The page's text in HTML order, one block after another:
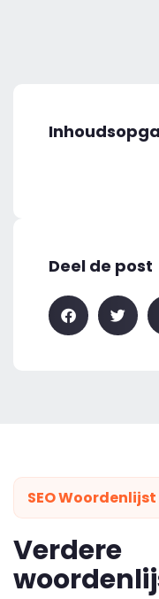
Deel de post
SEO Woordenlijst
Verdere